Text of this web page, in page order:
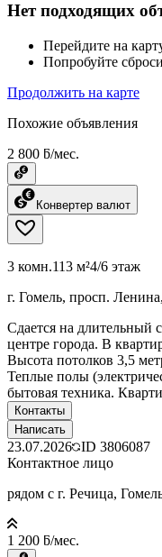
Нет подходящих
Перейдите на
Попробуйте
Продолжить на карте
Похожие объявления
2 800 ƃ/мес.
Конвертер валют
3 комн.113 м²4/6 этаж
г. Гомель, просп.
Сдается на длительный
центре города. В
Высота потолков 3,5
Теплые полы
бытовая техника.
Контакты
Написать
23.07.2026 ID 3806087
Контактное лицо
рядом с г. Речица,
1 200 ƃ/мес.